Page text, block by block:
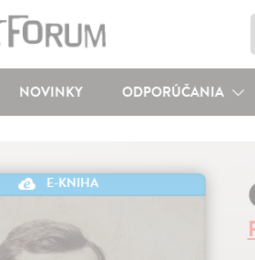
NOVINKY ODPORÚČANIA
E-KNIHA